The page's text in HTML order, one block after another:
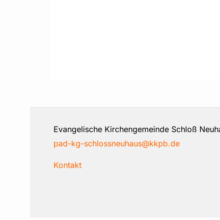
Evangelische Kirchengemeinde Schloß
pad-kg-schlossneuhaus@kkpb.de
Kontakt